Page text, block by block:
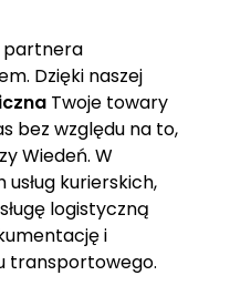
partnera
Dzięki naszej
Twoje towary
bez względu na to,
Wiedeń. W
kurierskich,
logistyczną
i
transportowego.